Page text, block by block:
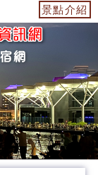
景點介紹